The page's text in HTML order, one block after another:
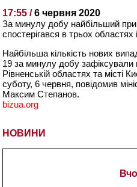
НОВИНИ
17:55 /6 червня 2020
За минулу добу найбільший
спостерігався в трьох областях
Найбільша кількість нових
19 за минулу добу зафіксували
Рівненській областях та місті
суботу, 6 червня, повідомив
Максим Степанов.
bizua.org